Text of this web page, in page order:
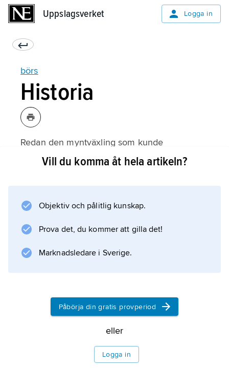
Uppslagsverket Logga in
börs
Historia
Redan den myntväxling som kunde
förekomma separat eller i samband med
Brygge under 1300-talet alltmer började
överta Champagnemarknadens roll som
utvecklades handelstransaktionerna från
Information om artikeln
Vill du komma åt hela artikeln?
Objektiv och pålitlig kunskap.
Prova det, du kommer att gilla det!
Marknadsledare i Sverige.
Påbörja din gratis provperiod
eller
Logga in